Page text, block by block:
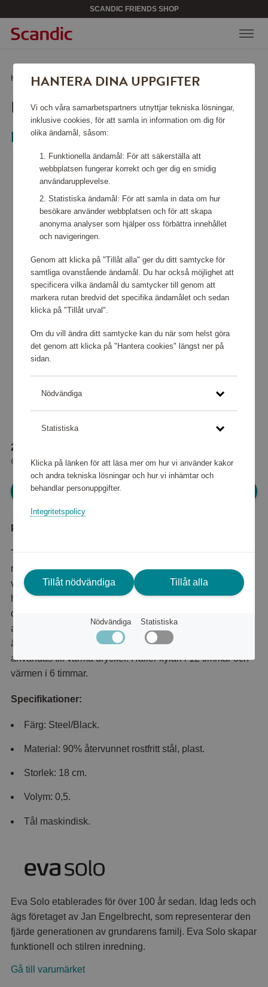
SCANDIC FRIENDS SHOP
Hem /Kökstillbehör/Termosar / Urban Termosflaska
URBAN TERMOSFLASKA
Eva Solo
27 520 poäng
eller
344 kr
Logga in för att kunna handla
Produktbeskrivning
Termosflaskan gör det möjligt att alltid ha kallt vatten med
när du är på språng. De dubbla väggarna med
vakuumeffekt håller vattnet kallt länge, flaskan kan enkelt
hanteras med en hand och det praktiska klicklocket gör
det möjligt att dricka från alla sidor. Flaskan är tillverkad
av robusta material som tål frekvent vardagsbruk och den
är helt tät, vilket gör den lätt att ta med i väskan. Kan även
användas till varma drycker. Håller kylan i 12 timmar och
värmen i 6 timmar.
Specifikationer:
Färg: Steel/Black.
Material: 90% återvunnet rostfritt stål, plast.
Storlek: 18 cm.
Volym: 0,5.
Tål maskindisk.
Eva Solo etablerades för över 100 år sedan. Idag leds och
ägs företaget av Jan Engelbrecht, som representerar den
fjärde generationen av grundarens familj. Eva Solo skapar
funktionell och stilren inredning.
Gå till varumärket
HANTERA DINA UPPGIFTER
Vi och våra samarbetspartners utnyttjar tekniska lösningar,
inklusive cookies, för att samla in information om dig för
olika ändamål, såsom:
Funktionella ändamål: För att säkerställa att
webbplatsen fungerar korrekt och ger dig en smidig
användarupplevelse.
Statistiska ändamål: För att samla in data om hur
besökare använder webbplatsen och för att skapa
anonyma analyser som hjälper oss förbättra innehållet
och navigeringen.
Genom att klicka på "Tillåt alla" ger du ditt samtycke för
samtliga ovanstående ändamål. Du har också möjlighet att
specificera vilka ändamål du samtycker till genom att
markera rutan bredvid det specifika ändamålet och sedan
klicka på "Tillåt urval".
Om du vill ändra ditt samtycke kan du när som helst göra
det genom att klicka på "Hantera cookies" längst ner på
sidan.
Nödvändiga
Statistiska
Klicka på länken för att läsa mer om hur vi använder kakor
och andra tekniska lösningar och hur vi inhämtar och
behandlar personuppgifter.
Integritetspolicy
Tillåt nödvändiga Tillåt alla
Nödvändiga Statistiska